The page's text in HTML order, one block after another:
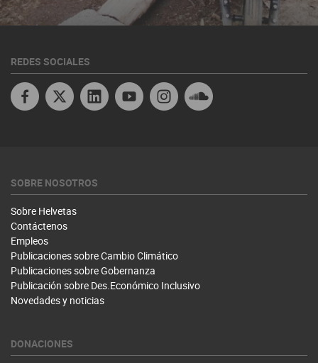
REDES SOCIALES
Facebook Linkedin Youtube Peru
Instagram
SOBRE NOSOTROS
Sobre Helvetas
Contáctenos
Empleos
Publicaciones sobre Cambio Climático
Publicaciones sobre Gobernanza
Publicación sobre Des.Económico Inclusivo
Novedades y noticias
DONACIONES